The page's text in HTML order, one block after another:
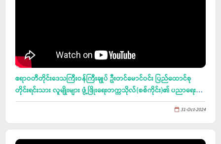
ဧရာဝတီတိုင်းဒေသကြီးဝန်ကြီးချုပ် ဦးတင်မောင်ဝင်း ပြည်ထောင်စု
တိုင်းရင်းသား လူမျိုးများ ဖွံ့ဖြိုးရေးတက္ကသိုလ်(စစ်ကိုင်း)၏ ပညာရေးဘွဲ့
(၅)နှစ်သင်တန်း အမှတ်စဉ်(၁၂)နှင့် ပြည်ထောင်စုတိုင်းရင်းသား လူငယ်
များစွမ်းရည်ဖွံ့ဖြိုးရေး ဒီဂရီကောလိပ်(ရန်ကုန်၊ စစ်ကိုင်း)တို့၏ ပထမနှစ်
ဝိဇ္ဇာ၊ သိပ္ပံ၊ AGTI ဒီပလိုမာ ပထမနှစ် သင်တန်းများသို့ တက်ရောက်မည့်
ကျောင်းသား၊ ကျောင်းသူများ ဩဝါဒခံယူပွဲသို့ တက်ရောက်
31-Oct-2024